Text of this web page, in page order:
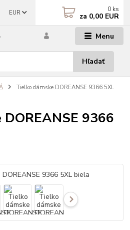
Menu
EUR
Hľadať
0 ks
za 0,00 EUR
Tielko dámske DOREANSE 9366 5XL
9366